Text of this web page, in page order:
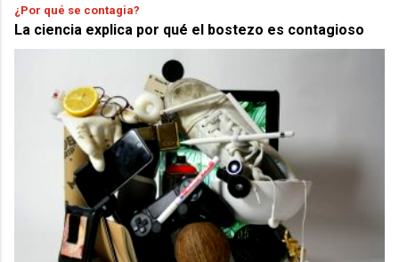
¿Por qué se contagia?
La ciencia explica por qué el bostezo es contagioso